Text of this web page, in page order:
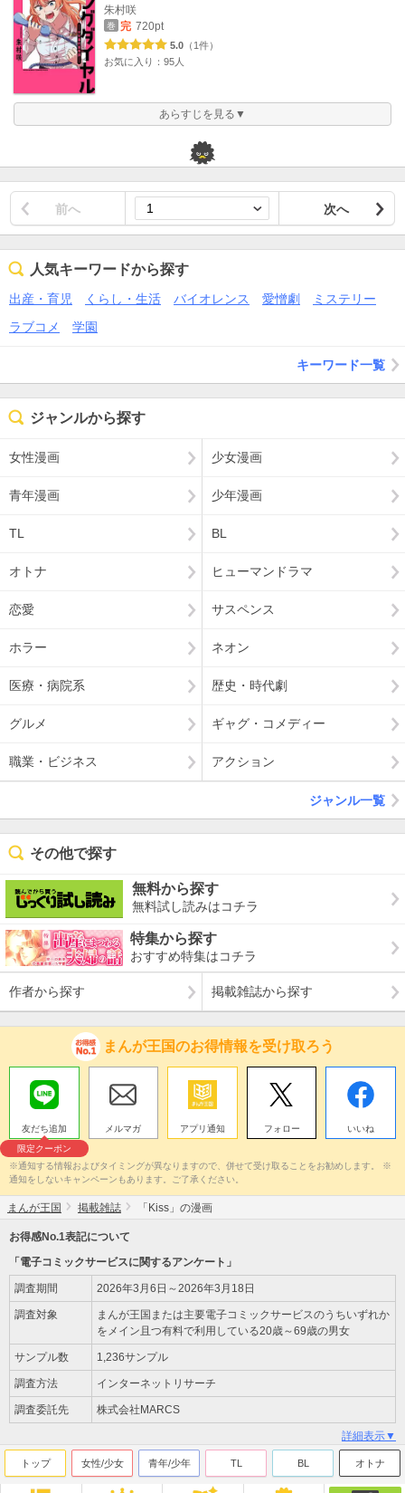
朱村咲
巻 完 720pt
5.0 （1件）
お気に入り：95人
あらすじを見る▼
前へ 次へ
人気キーワードから探す
出産・育児 くらし・生活 バイオレンス 愛憎劇
ミステリー
ラブコメ
学園
キーワード一覧
ジャンルから探す
女性漫画 少女漫画
青年漫画 少年漫画
TL BL
オトナ ヒューマンドラマ
恋愛 サスペンス
ホラー ネオン
医療・病院系 歴史・時代劇
グルメ ギャグ・コメディー
職業・ビジネス アクション
ジャンル一覧
その他で探す
無料から探す
無料試し読みはコチラ
特集から探す
おすすめ特集はコチラ
作者から探す 掲載雑誌から探す
まんが王国のお得情報を受け取ろう
友だち追加
限定クーポン
メルマガ アプリ通知 フォロー いいね
※通知する情報およびタイミングが異なりますので、併せて受け取ることをお勧めします。 ※
通知をしないキャンペーンもあります。ご了承ください。
まんが王国 掲載雑誌 「Kiss」の漫画
お得感No.1表記について
「電子コミックサービスに関するアンケート」
調査期間 2026年3月6日～2026年3月18日
調査対象
まんが王国または主要電子コミックサービスのうちいずれか
をメイン且つ有料で利用している20歳～69歳の男女
サンプル数 1,236サンプル
調査方法 インターネットリサーチ
調査委託先 株式会社MARCS
詳細表示▼
トップ 女性/少女 青年/少年 TL BL オトナ